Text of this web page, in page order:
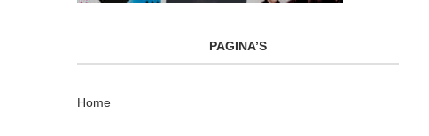
PAGINA’S
Home